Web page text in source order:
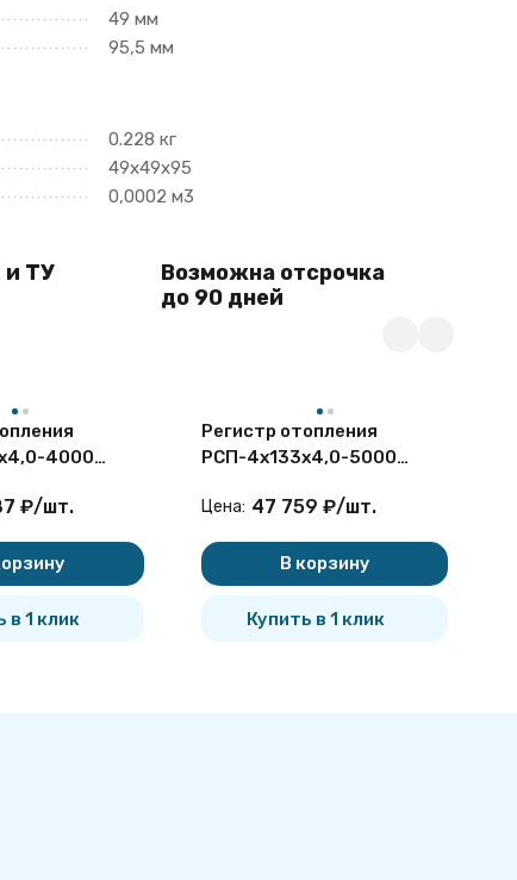
49 мм
95,5 мм
0.228 кг
49х49х95
0,0002 м3
и ТУ
Возможна отсрочка
до 90 дней
4000
с
₽/шт.
в 1 клик
Регистр отопления
РСП-4x133x4,0-5000
четырёхрядный с
Цена: 47 759 ₽/шт.
В корзину
Купить в 1 клик